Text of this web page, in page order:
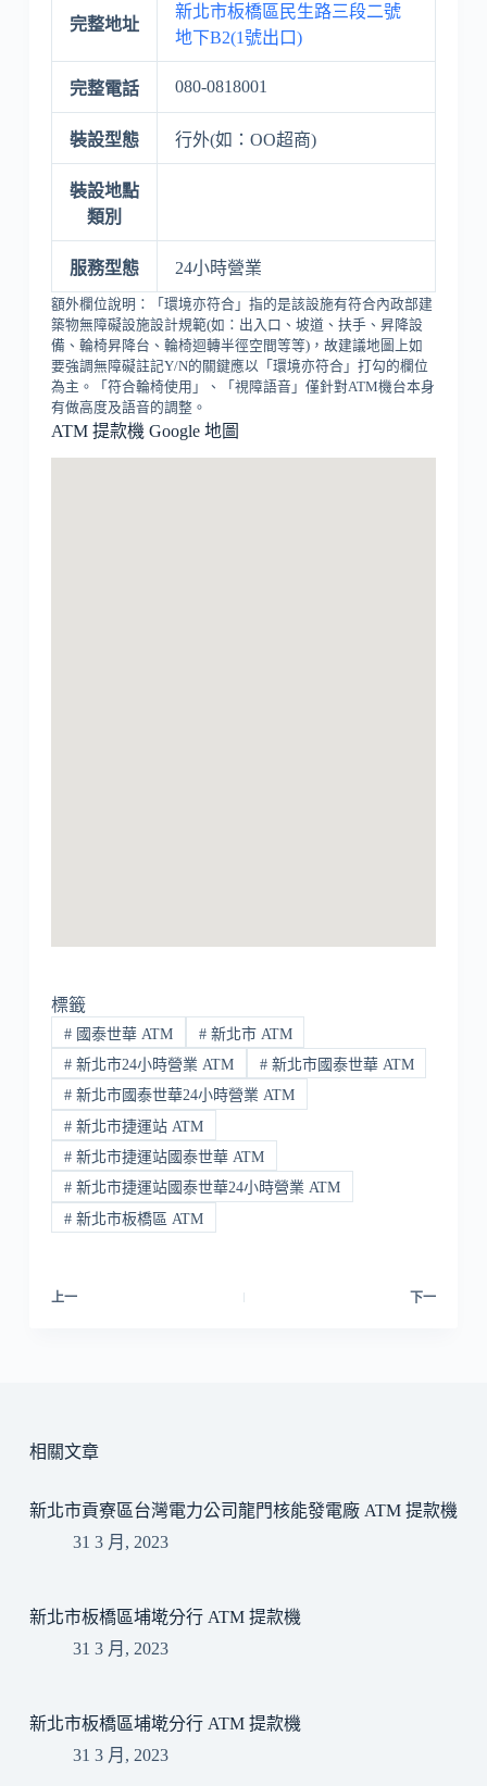
完整地址
新北市板橋區民生路三段二號
地下B2(1號出口)
完整電話 080-0818001
裝設型態 行外(如：OO超商)
裝設地點
類別
服務型態 24小時營業
額外欄位說明：「環境亦符合」指的是該設施有符合內政部建
築物無障礙設施設計規範(如：出入口、坡道、扶手、昇降設
備、輪椅昇降台、輪椅迴轉半徑空間等等)，故建議地圖上如
要強調無障礙註記Y/N的關鍵應以「環境亦符合」打勾的欄位
為主。「符合輪椅使用」、「視障語音」僅針對ATM機台本身
有做高度及語音的調整。
ATM 提款機 Google 地圖
標籤
#國泰世華 ATM #新北市 ATM
#新北市24小時營業 ATM #新北市國泰世華 ATM
#新北市國泰世華24小時營業 ATM
#新北市捷運站 ATM
#新北市捷運站國泰世華 ATM
#新北市捷運站國泰世華24小時營業 ATM
#新北市板橋區 ATM
上一 下一
相關文章
新北市貢寮區台灣電力公司龍門核能發電廠 ATM 提款機
31 3 月, 2023
新北市板橋區埔墘分行 ATM 提款機
31 3 月, 2023
新北市板橋區埔墘分行 ATM 提款機
31 3 月, 2023